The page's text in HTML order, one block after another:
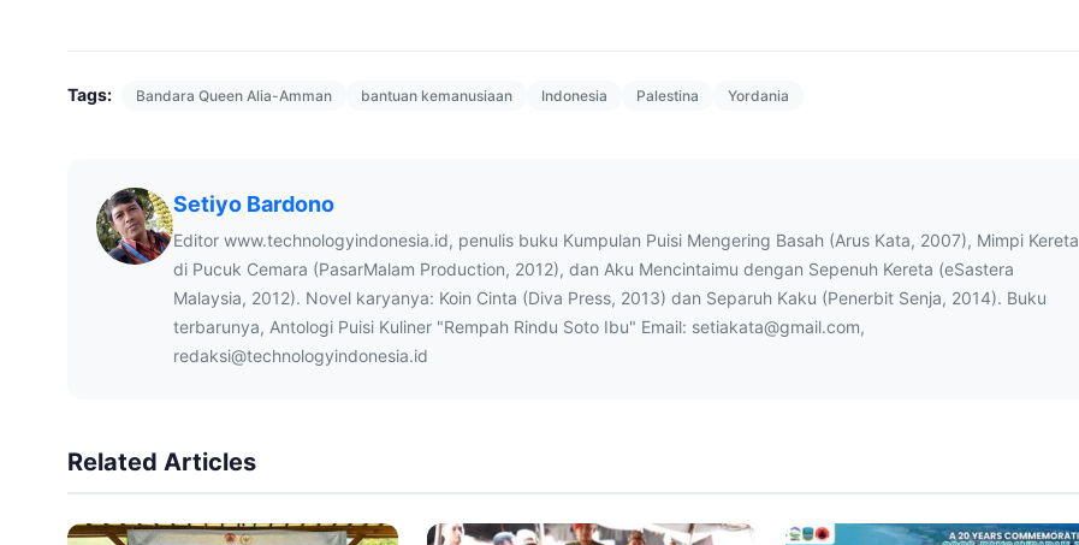
Tags: Bandara Queen Alia-Amman bantuan kemanusiaan Indonesia Palestina Yordania
Setiyo Bardono
Editor www.technologyindonesia.id, penulis buku Kumpulan Puisi Mengering Basah (Arus Kata, 2007), Mimpi Kereta
di Pucuk Cemara (PasarMalam Production, 2012), dan Aku Mencintaimu dengan Sepenuh Kereta (eSastera
Malaysia, 2012). Novel karyanya: Koin Cinta (Diva Press, 2013) dan Separuh Kaku (Penerbit Senja, 2014). Buku
terbarunya, Antologi Puisi Kuliner "Rempah Rindu Soto Ibu" Email: setiakata@gmail.com,
redaksi@technologyindonesia.id
Related Articles